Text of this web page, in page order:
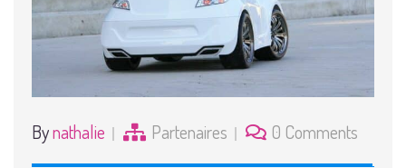
Bynathalie Partenaires 0 Comments